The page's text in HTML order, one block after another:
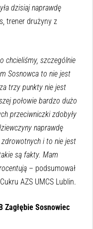
dzisiaj naprawdę
trener drużyny z
chcieliśmy, szczególnie
Sosnowca to nie jest
trzy punkty nie jest
połowie bardzo dużo
przeciwniczki zdobyły
naprawdę
i to nie jest
są fakty. Mam
– podsumował
AZS UMCS Lublin.
Zagłębie Sosnowiec